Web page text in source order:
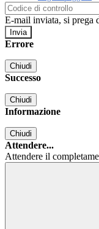
E-mail inviata, si prega
Errore
Chiudi
Successo
Chiudi
Informazione
Chiudi
Attendere...
Attendere il